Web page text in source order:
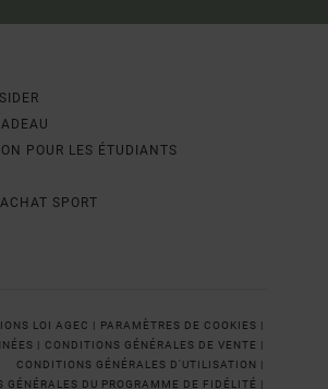
POUR LES ÉTUDIANTS
SPORT
LOI AGEC | PARAMÈTRES DE COOKIES |
| CONDITIONS GÉNÉRALES DE VENTE |
CONDITIONS GÉNÉRALES D'UTILISATION |
GÉNÉRALES DU PROGRAMME DE FIDÉLITÉ |